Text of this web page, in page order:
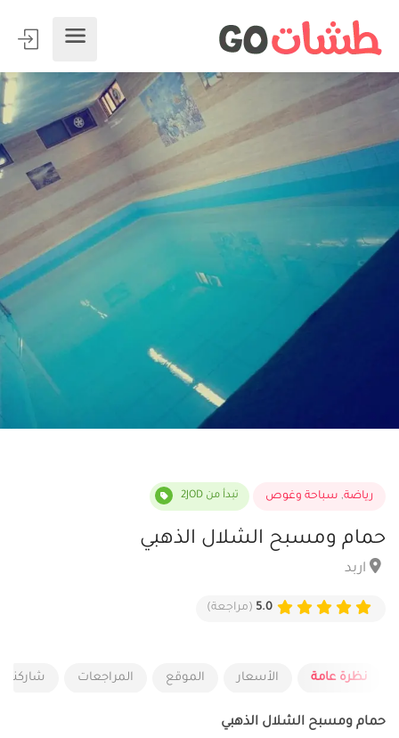
رياضة, سباحة وغوص تبدأ من 2JOD
حمام ومسبح الشلال الذهبي
اربد
5.0 (مراجعة)
نظرة عامة الأسعار الموقع المراجعات شاركنا
حمام ومسبح الشلال الذهبي